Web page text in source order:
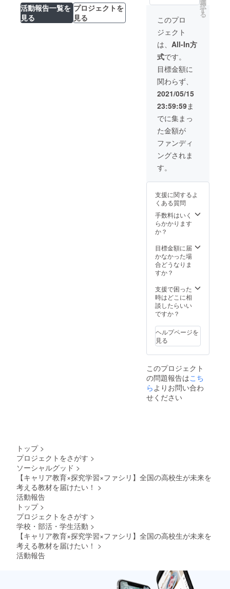
活動報告一覧を
見る
プロジェクトを
見る
望がない場合、
お手数ですが備
考欄に「掲載希
望なし」とご記
入をお願いいた
します。 ♦︎支援
いただいた方、
Fora関係者を交
えた交流会（1
回） 日程｜未定
（2022年5月頃
を予定しており
ます） 開催方法
｜オンライン
（Zoom）
にはご意向に沿
う形でご協力で
きればと思いま
すが、法律に反
するもの、私た
ちが不利益を被
ること、また肉
体労働等スキル
的に困難なこと
等ご期待に添え
すことご了承く
ださい。 ※時間
は【5時間まで】
を想定していま
す。 ※日程等は
メールにて後日
個別にご相談さ
せていただきま
す。 ※現地まで
の移動交通費、
宿泊費は別途支
援者様負担でお
願いいたしま
す。 ※有効期
限：2021年5
月〜2021年12月
択
す
る
このプロ
ジェクト
は、 All-In方
式です。
目標金額に
関わらず、
2021/05/15
23:59:59ま
でに集まっ
た金額が
ファンディ
ングされま
す。
支援に関するよ
くある質問
手数料はいく
らかかります
か？
目標金額に届
かなかった場
合どうなりま
すか？
支援で困った
時はどこに相
談したらいい
ですか？
ヘルプページを
見る
このプロジェクト
の問題報告はこち
ら よりお問い合わ
せください
トップ >
プロジェクトをさがす >
ソーシャルグッド >
【キャリア教育×探究学習×ファシリ】全国の高校生が未来を
考える教材を届けたい！ >
活動報告
トップ >
プロジェクトをさがす >
学校・部活・学生活動 >
【キャリア教育×探究学習×ファシリ】全国の高校生が未来を
考える教材を届けたい！ >
活動報告